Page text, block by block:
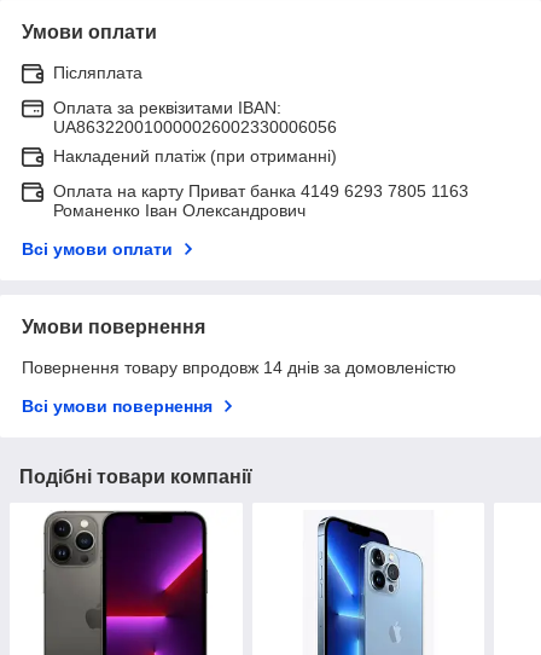
Умови оплати
Післяплата
Оплата за реквізитами IBAN:
UA863220010000026002330006056
Накладений платіж (при отриманні)
Оплата на карту Приват банка 4149 6293 7805 1163
Романенко Іван Олександрович
Всі умови оплати
Умови повернення
Повернення товару впродовж 14 днів за домовленістю
Всі умови повернення
Подібні товари компанії